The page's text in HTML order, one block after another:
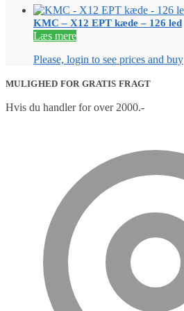
KMC – X12 EPT kæde – 126 led
Læs mere
Please, login to see prices and buy
MULIGHED FOR GRATIS FRAGT
Hvis du handler for over 2000.-